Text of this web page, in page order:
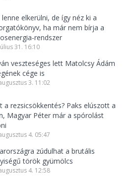
elkerülni, de így néz ki a
ha már nem bírja a
rendszer
31. 16:10
veszteséges lett Matolcsy Ádám
cége is
3. 11:02
a rezsicsökkentés? Paks elúszott a
Magyar Péter már a spórolást
4. 05:47
zúdulhat a brutális
török gyümölcs
4. 12:58